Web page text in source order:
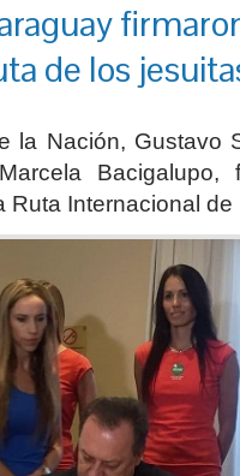
de los
la Nación, Gustavo
Ruta Internacional